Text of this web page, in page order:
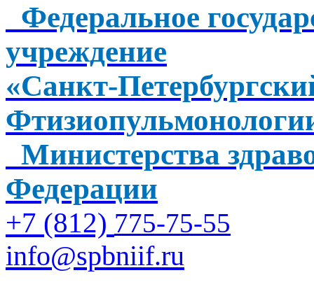
Федеральное
учреждение
«Санкт-
Министерства
Федерации
+7 (812) 775-75-55
info@spbniif.ru